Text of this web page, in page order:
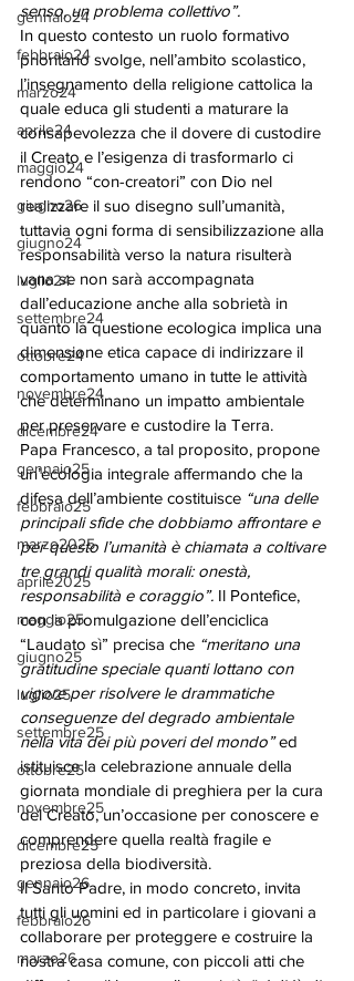
gennaio24
febbraio24
marzo24
aprile24
maggio24
giugno26
giugno24
luglio24
settembre24
ottobre24
novembre24
dicembre24
gennaio25
febbraio25
marzo2025
aprile2025
maggio25
giugno25
luglio25
settembre25
ottobre25
novembre25
dicembre25
gennaio26
febbraio26
marzo26
senso, un problema collettivo”.
In questo contesto un ruolo formativo
prioritario svolge, nell’ambito scolastico,
l’insegnamento della religione cattolica la
quale educa gli studenti a maturare la
consapevolezza che il dovere di custodire
il Creato e l’esigenza di trasformarlo ci
rendono “con-creatori” con Dio nel
realizzare il suo disegno sull’umanità,
tuttavia ogni forma di sensibilizzazione alla
responsabilità verso la natura risulterà
vana se non sarà accompagnata
dall’educazione anche alla sobrietà in
quanto la questione ecologica implica una
dimensione etica capace di indirizzare il
comportamento umano in tutte le attività
che determinano un impatto ambientale
per preservare e custodire la Terra.
Papa Francesco, a tal proposito, propone
un’ecologia integrale affermando che la
difesa dell’ambiente costituisce “una delle
principali sfide che dobbiamo affrontare e
per questo l’umanità è chiamata a coltivare
tre grandi qualità morali: onestà,
responsabilità e coraggio”. Il Pontefice,
con la promulgazione dell’enciclica
“Laudato sì” precisa che “meritano una
gratitudine speciale quanti lottano con
vigore per risolvere le drammatiche
conseguenze del degrado ambientale
nella vita dei più poveri del mondo” ed
istituisce la celebrazione annuale della
giornata mondiale di preghiera per la cura
del Creato, un’occasione per conoscere e
comprendere quella realtà fragile e
preziosa della biodiversità.
Il Santo Padre, in modo concreto, invita
tutti gli uomini ed in particolare i giovani a
collaborare per proteggere e costruire la
nostra casa comune, con piccoli atti che